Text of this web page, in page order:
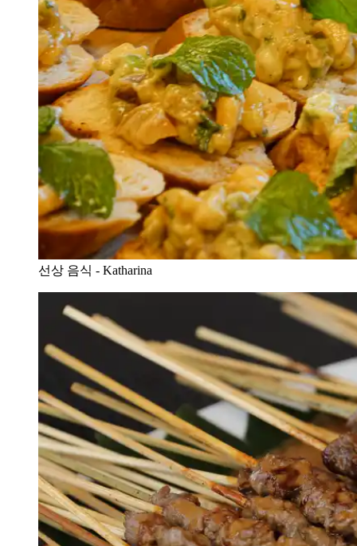
선상 음식 - Katharina